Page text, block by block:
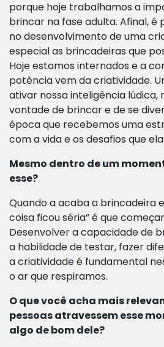
porque hoje trabalhamos a
brincar na fase adulta. Afinal,
no desenvolvimento de uma
especial as brincadeiras que
Hoje estamos internados e a
potência vem da criatividade.
ativar nossa inteligência lúdica,
vontade de brincar e de se
época que recebemos uma
com a vida e os desafios que
Mesmo dentro de um
esse?
Quando a acaba a brincadeira
coisa ficou séria” é que
Desenvolver a capacidade de
a habilidade de testar, fazer
a criatividade é fundamental
o ar que respiramos.
O que você acha mais
pessoas atravessem esse
algo de bom dele?